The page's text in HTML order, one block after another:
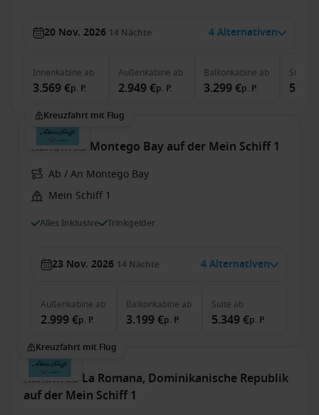
20 Nov. 2026 14 Nächte 4 Alternativen
Innenkabine ab
3.569 €p. P.
Außenkabine ab
2.949 €p. P.
Balkonkabine ab
3.299 €p. P.
Suite
Kreuzfahrt mit Flug
Karibik ab Montego Bay auf der Mein Schiff 1
Ab / An Montego Bay
Mein Schiff 1
Alles Inklusive Trinkgelder
23 Nov. 2026 14 Nächte 4 Alternativen
Außenkabine ab
2.999 €p. P.
Balkonkabine ab
3.199 €p. P.
Suite ab
5.349 €p. P.
Kreuzfahrt mit Flug
Karibik ab La Romana, Dominikanische Republik
auf der Mein Schiff 1